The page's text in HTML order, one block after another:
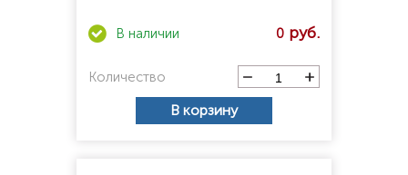
0
Количество
В корзину